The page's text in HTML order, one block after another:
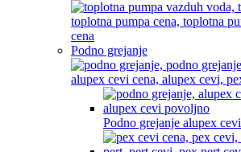
Podno grejanje
Podno grejanje alupex cevi